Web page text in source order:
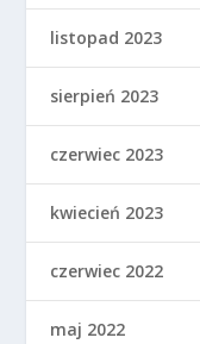
listopad 2023
sierpień 2023
czerwiec 2023
kwiecień 2023
czerwiec 2022
maj 2022